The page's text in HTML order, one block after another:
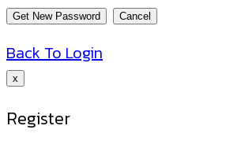
Back To Login
x
Register